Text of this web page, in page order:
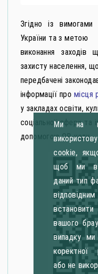
Згідно із вимогами
України та з метою
виконання заходів
захисту населення,
передбачені
інформації про місця
у закладах освіти,
соціальної сфери та
допомогою QR-коду
Ми на
cookie,
щоб ми
даний тип
вашого
випадку
коректної
або не